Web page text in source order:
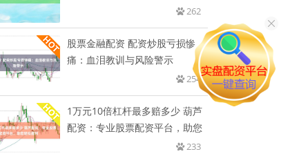
262
股票金融配资 配资炒股亏损惨
痛：血泪教训与风险警示
254
1万元10倍杠杆最多赔多少 葫芦
配资：专业股票配资平台，助您
233